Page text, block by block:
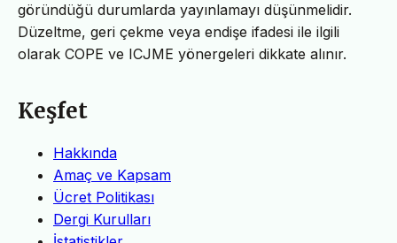
göründüğü durumlarda yayınlamayı düşünmelidir.
Düzeltme, geri çekme veya endişe ifadesi ile ilgili
olarak COPE ve ICJME yönergeleri dikkate alınır.
Keşfet
Hakkında
Amaç ve Kapsam
Ücret Politikası
Dergi Kurulları